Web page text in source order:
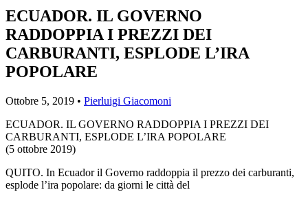
ECUADOR. IL GOVERNO
RADDOPPIA I PREZZI DEI
CARBURANTI, ESPLODE L’IRA
POPOLARE
Ottobre 5, 2019 • Pierluigi Giacomoni
ECUADOR. IL GOVERNO RADDOPPIA I PREZZI DEI
CARBURANTI, ESPLODE L’IRA POPOLARE
(5 ottobre 2019)
QUITO. In Ecuador il Governo raddoppia il prezzo dei carburanti,
esplode l’ira popolare: da giorni le città del